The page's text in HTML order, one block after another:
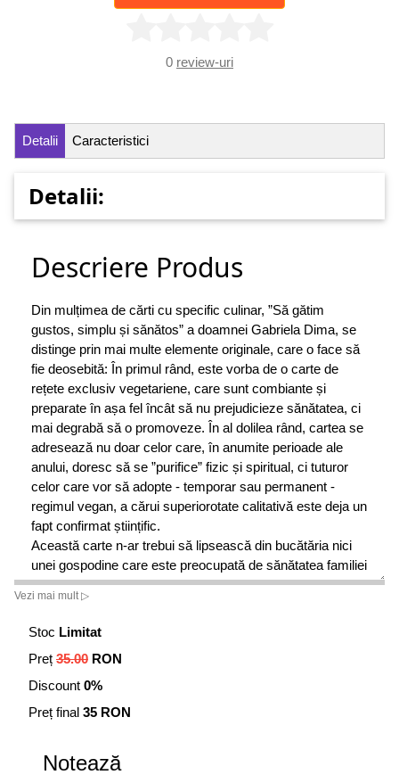
0 review-uri
Detalii Caracteristici
Detalii:
Descriere Produs
Din mulțimea de cărti cu specific culinar, ”Să gătim
gustos, simplu și sănătos” a doamnei Gabriela Dima, se
distinge prin mai multe elemente originale, care o face să
fie deosebită: În primul rând, este vorba de o carte de
rețete exclusiv vegetariene, care sunt combiante și
preparate în așa fel încât să nu prejudicieze sănătatea, ci
mai degrabă să o promoveze. În al dolilea rând, cartea se
adresează nu doar celor care, în anumite perioade ale
anului, doresc să se ”purifice” fizic și spiritual, ci tuturor
celor care vor să adopte - temporar sau permanent -
regimul vegan, a cărui superiorotate calitativă este deja un
fapt confirmat științific.
Această carte n-ar trebui să lipsească din bucătăria nici
unei gospodine care este preocupată de sănătatea familiei
sale, fiindu-i de un real ajutor, prin sfaturile sale, prin
folosirea unor ingrediente care vor aduce savoare
preparatelor și nu vor necesita costuri mai ridicare decât
Vezi mai mult ▷
Stoc Limitat
Preț 35.00 RON
Discount 0%
Preț final 35 RON
Notează